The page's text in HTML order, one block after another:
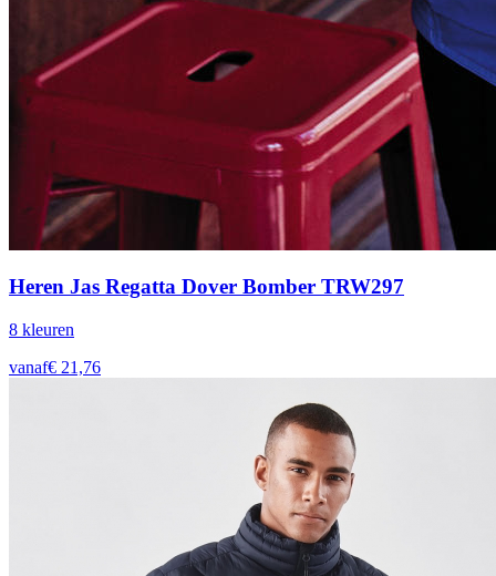
Heren Jas Regatta Dover Bomber TRW297
8 kleuren
vanaf€ 21,76